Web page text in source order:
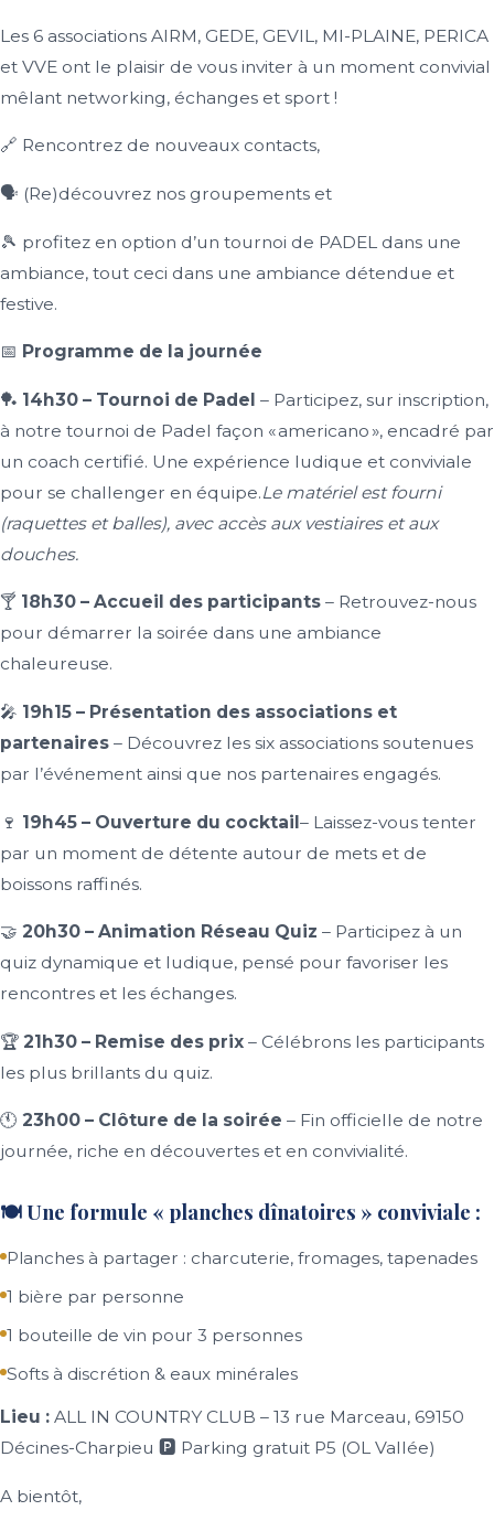
Les 6 associations AIRM, GEDE, GEVIL, MI-PLAINE, PERICA
et VVE ont le plaisir de vous inviter à un moment convivial
mêlant networking, échanges et sport !
🔗 Rencontrez de nouveaux contacts,
🗣️ (Re)découvrez nos groupements et
🎾 profitez en option d’un tournoi de PADEL dans une
ambiance, tout ceci dans une ambiance détendue et
festive.
📅 Programme de la journée
🏓 14h30 – Tournoi de Padel – Participez, sur inscription,
à notre tournoi de Padel façon « americano », encadré par
un coach certifié. Une expérience ludique et conviviale
pour se challenger en équipe.Le matériel est fourni
(raquettes et balles), avec accès aux vestiaires et aux
douches.
🍸 18h30 – Accueil des participants – Retrouvez-nous
pour démarrer la soirée dans une ambiance
chaleureuse.
🎤 19h15 – Présentation des associations et
partenaires – Découvrez les six associations soutenues
par l’événement ainsi que nos partenaires engagés.
🍷 19h45 – Ouverture du cocktail– Laissez-vous tenter
par un moment de détente autour de mets et de
boissons raffinés.
🤝 20h30 – Animation Réseau Quiz – Participez à un
quiz dynamique et ludique, pensé pour favoriser les
rencontres et les échanges.
🏆 21h30 – Remise des prix – Célébrons les participants
les plus brillants du quiz.
🕚 23h00 – Clôture de la soirée – Fin officielle de notre
journée, riche en découvertes et en convivialité.
🍽️ Une formule « planches dînatoires » conviviale :
Planches à partager : charcuterie, fromages, tapenades
1 bière par personne
1 bouteille de vin pour 3 personnes
Softs à discrétion & eaux minérales
Lieu : ALL IN COUNTRY CLUB – 13 rue Marceau, 69150
Décines-Charpieu 🅿️ Parking gratuit P5 (OL Vallée)
A bientôt,